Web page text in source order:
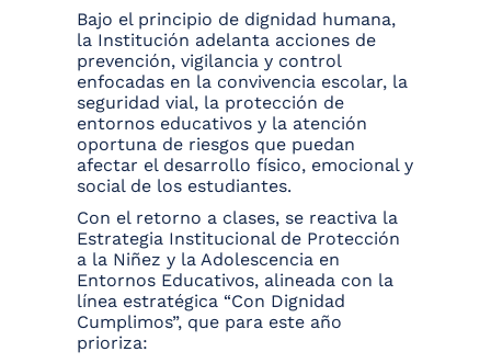
Bajo el principio de dignidad humana,
la Institución adelanta acciones de
prevención, vigilancia y control
enfocadas en la convivencia escolar, la
seguridad vial, la protección de
entornos educativos y la atención
oportuna de riesgos que puedan
afectar el desarrollo físico, emocional y
social de los estudiantes.
Con el retorno a clases, se reactiva la
Estrategia Institucional de Protección
a la Niñez y la Adolescencia en
Entornos Educativos, alineada con la
línea estratégica “Con Dignidad
Cumplimos”, que para este año
prioriza: